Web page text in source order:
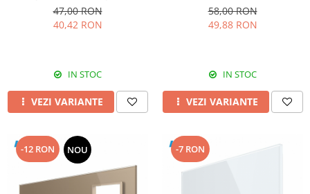
47,00 RON
40,42 RON
IN STOC
VEZI VARIANTE
58,00 RON
49,88 RON
IN STOC
VEZI VARIANTE
-12 RON NOU -7 RON